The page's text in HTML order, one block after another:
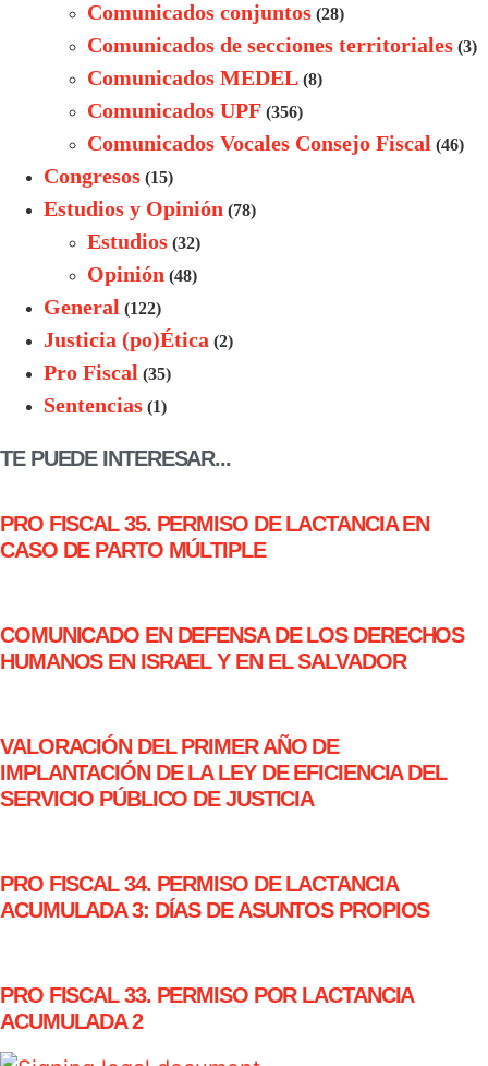
Comunicados conjuntos (28)
Comunicados de secciones territoriales (3)
Comunicados MEDEL (8)
Comunicados UPF (356)
Comunicados Vocales Consejo Fiscal (46)
Congresos (15)
Estudios y Opinión (78)
Estudios (32)
Opinión (48)
General (122)
Justicia (po)Ética (2)
Pro Fiscal (35)
Sentencias (1)
TE PUEDE INTERESAR...
PRO FISCAL 35. PERMISO DE LACTANCIA EN
CASO DE PARTO MÚLTIPLE
COMUNICADO EN DEFENSA DE LOS DERECHOS
HUMANOS EN ISRAEL Y EN EL SALVADOR
VALORACIÓN DEL PRIMER AÑO DE
IMPLANTACIÓN DE LA LEY DE EFICIENCIA DEL
SERVICIO PÚBLICO DE JUSTICIA
PRO FISCAL 34. PERMISO DE LACTANCIA
ACUMULADA 3: DÍAS DE ASUNTOS PROPIOS
PRO FISCAL 33. PERMISO POR LACTANCIA
ACUMULADA 2